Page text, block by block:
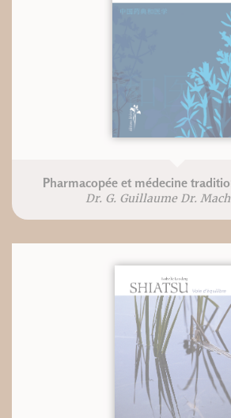
Pharmacopée et médecine
Dr. G. Guillaume Dr.